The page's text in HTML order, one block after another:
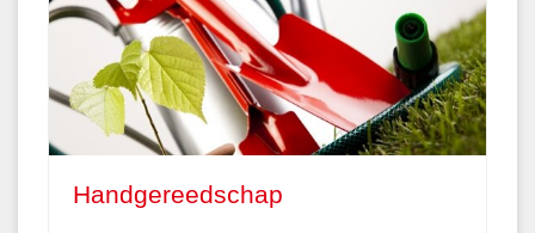
Handgereedschap